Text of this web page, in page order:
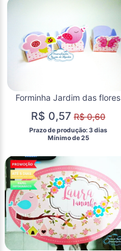
Forminha Jardim das flores
R$ 0,57R$ 0,60
Prazo de produção: 3 dias
  Mínimo de 25